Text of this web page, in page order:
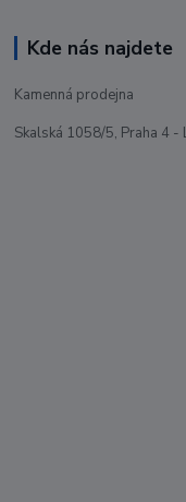
Kde nás najdete
Kamenná prodejna
Skalská 1058/5, Praha 4 -